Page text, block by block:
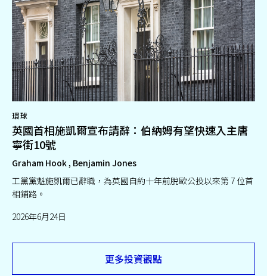
環球
英國首相施凱爾宣布請辭：伯納姆有望快速入主唐
寧街10號
Graham Hook , Benjamin Jones
工黨黨魁施凱爾已辭職，為英國自約十年前脫歐公投以來第 7 位首
相鋪路。
2026年6月24日
更多投資觀點